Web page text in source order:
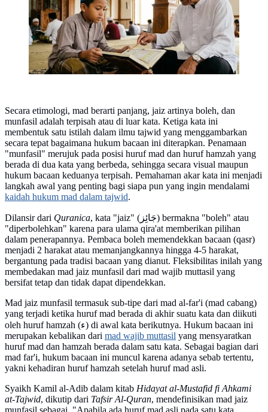
Secara etimologi, mad berarti panjang, jaiz artinya boleh, dan
munfasil adalah terpisah atau di luar kata. Ketiga kata ini
membentuk satu istilah dalam ilmu tajwid yang menggambarkan
secara tepat bagaimana hukum bacaan ini diterapkan. Penamaan
"munfasil" merujuk pada posisi huruf mad dan huruf hamzah yang
berada di dua kata yang berbeda, sehingga secara visual maupun
hukum bacaan keduanya terpisah. Pemahaman akar kata ini menjadi
langkah awal yang penting bagi siapa pun yang ingin mendalami
kaidah hukum mad dalam tajwid.
Dilansir dari Quranica, kata "jaiz" (جَائِز) bermakna "boleh" atau
"diperbolehkan" karena para ulama qira'at memberikan pilihan
dalam penerapannya. Pembaca boleh memendekkan bacaan (qasr)
menjadi 2 harakat atau memanjangkannya hingga 4-5 harakat,
bergantung pada tradisi bacaan yang dianut. Fleksibilitas inilah yang
membedakan mad jaiz munfasil dari mad wajib muttasil yang
bersifat tetap dan tidak dapat dipendekkan.
Mad jaiz munfasil termasuk sub-tipe dari mad al-far'i (mad cabang)
yang terjadi ketika huruf mad berada di akhir suatu kata dan diikuti
oleh huruf hamzah (ء) di awal kata berikutnya. Hukum bacaan ini
merupakan kebalikan dari mad wajib muttasil yang mensyaratkan
huruf mad dan hamzah berada dalam satu kata. Sebagai bagian dari
mad far'i, hukum bacaan ini muncul karena adanya sebab tertentu,
yakni kehadiran huruf hamzah setelah huruf mad asli.
Syaikh Kamil al-Adib dalam kitab Hidayat al-Mustafid fi Ahkami
at-Tajwid, dikutip dari Tafsir Al-Quran, mendefinisikan mad jaiz
munfasil sebagai, "Apabila ada huruf mad asli pada satu kata